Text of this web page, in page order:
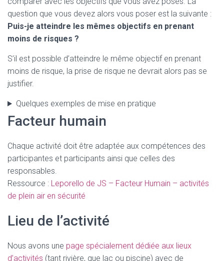
question que vous devez alors vous poser est la suivante :
Puis-je atteindre les mêmes objectifs en prenant
moins de risques ?
S’il est possible d’atteindre le même objectif en prenant
moins de risque, la prise de risque ne devrait alors pas se
justifier.
Quelques exemples de mise en pratique
Facteur humain
Chaque activité doit être adaptée aux compétences des
participantes et participants ainsi que celles des
responsables.
Ressource : Leporello de JS – Facteur Humain – activités
de plein air en sécurité
Lieu de l’activité
Nous avons une page spécialement dédiée aux lieux
d’activités (tant rivière, que lac ou piscine) avec de